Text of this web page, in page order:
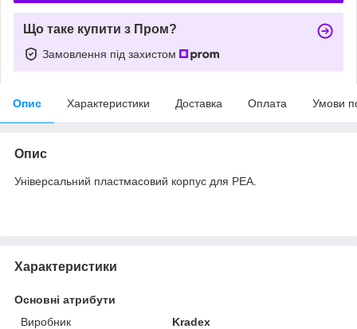
Що таке купити з Пром?
Замовлення під захистом
Опис Характеристики Доставка Оплата Умови
Опис
Універсальний пластмасовий корпус для РЕА.
Характеристики
Основні атрибути
Виробник
Kradex